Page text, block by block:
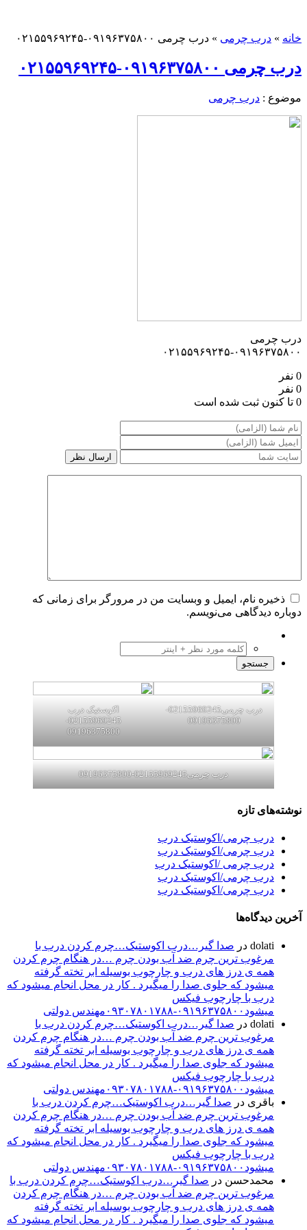
خانه » درب چرمی » درب چرمی ۰۹۱۹۶۳۷۵۸۰۰-۰۲۱۵۵۹۶۹۲۴۵
درب چرمی ۰۹۱۹۶۳۷۵۸۰۰-۰۲۱۵۵۹۶۹۲۴۵
موضوع : درب چرمی
درب چرمی
۰۹۱۹۶۳۷۵۸۰۰-۰۲۱۵۵۹۶۹۲۴۵
0 نفر
0 نفر
0 تا کنون ثبت شده است
ذخیره نام، ایمیل و وبسایت من در مرورگر برای زمانی که
دوباره دیدگاهی می‌نویسم.
درب چرمی02155969245-
09196375800
اکوستیک درب
02155969245-
09196375800
درب چرمی02155969245-09196375800
نوشته‌های تازه
درب چرمی/اکوستیک درب
درب چرمی/اکوستیک درب
درب چرمی /اکوستیک درب
درب چرمی/اکوستیک درب
درب چرمی/اکوستیک درب
آخرین دیدگاه‌ها
dolati در صدا گیر…درب اکوستیک…چرم کردن درب با
مرغوب ترین چرم ضد آب بودن چرم …در هنگام چرم کردن
همه ی درز های درب و چارچوب بوسیله ابر تخته گرفته
میشود که جلوی صدا را میگیرد . کار در محل انجام میشود که
درب با چارچوب فیکس
میشود۰۹۱۹۶۳۷۵۸۰۰-۰۹۳۰۷۸۰۱۷۸۸مهندس دولتی
dolati در صدا گیر…درب اکوستیک…چرم کردن درب با
مرغوب ترین چرم ضد آب بودن چرم …در هنگام چرم کردن
همه ی درز های درب و چارچوب بوسیله ابر تخته گرفته
میشود که جلوی صدا را میگیرد . کار در محل انجام میشود که
درب با چارچوب فیکس
میشود۰۹۱۹۶۳۷۵۸۰۰-۰۹۳۰۷۸۰۱۷۸۸مهندس دولتی
باقری در صدا گیر…درب اکوستیک…چرم کردن درب با
مرغوب ترین چرم ضد آب بودن چرم …در هنگام چرم کردن
همه ی درز های درب و چارچوب بوسیله ابر تخته گرفته
میشود که جلوی صدا را میگیرد . کار در محل انجام میشود که
درب با چارچوب فیکس
میشود۰۹۱۹۶۳۷۵۸۰۰-۰۹۳۰۷۸۰۱۷۸۸مهندس دولتی
محمدحسن در صدا گیر…درب اکوستیک…چرم کردن درب با
مرغوب ترین چرم ضد آب بودن چرم …در هنگام چرم کردن
همه ی درز های درب و چارچوب بوسیله ابر تخته گرفته
میشود که جلوی صدا را میگیرد . کار در محل انجام میشود که